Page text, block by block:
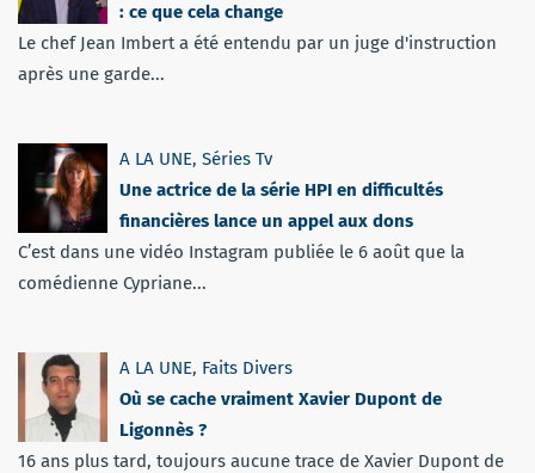
: ce que cela change
Le chef Jean Imbert a été entendu par un juge d'instruction
après une garde...
A LA UNE, Séries Tv
Une actrice de la série HPI en difficultés
financières lance un appel aux dons
C’est dans une vidéo Instagram publiée le 6 août que la
comédienne Cypriane...
A LA UNE, Faits Divers
Où se cache vraiment Xavier Dupont de
Ligonnès ?
16 ans plus tard, toujours aucune trace de Xavier Dupont de